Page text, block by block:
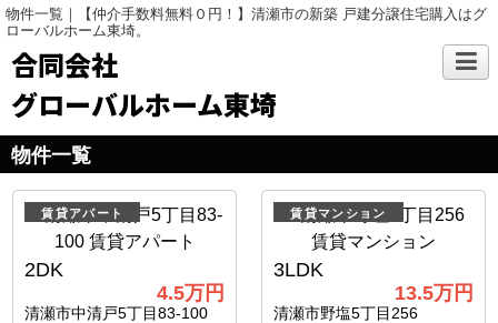
物件一覧｜【仲介手数料無料０円！】清瀬市の新築 戸建分譲住宅購入はグ
ローバルホーム東埼。
合同会社
グローバルホーム東埼
物件一覧
賃貸アパート
2DK
4.5万円
清瀬市中清戸5丁目83-100
賃貸マンション
3LDK
13.5万円
清瀬市野塩5丁目256